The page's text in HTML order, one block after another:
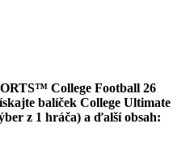
College Football 26
balíček College Ultimate
z 1 hráča) a ďalší obsah: